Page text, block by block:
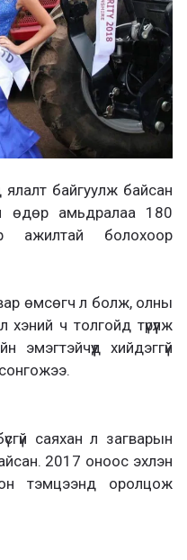
ялалт байгуулж байсан
л өдөр амьдралаа 180
ажилтай болохоор
өмсөгч л болж, олны
ч толгойд түрүүлж
хийдэггүй
саяхан л загварын
2017 оноос эхлэн
тэмцээнд оролцож